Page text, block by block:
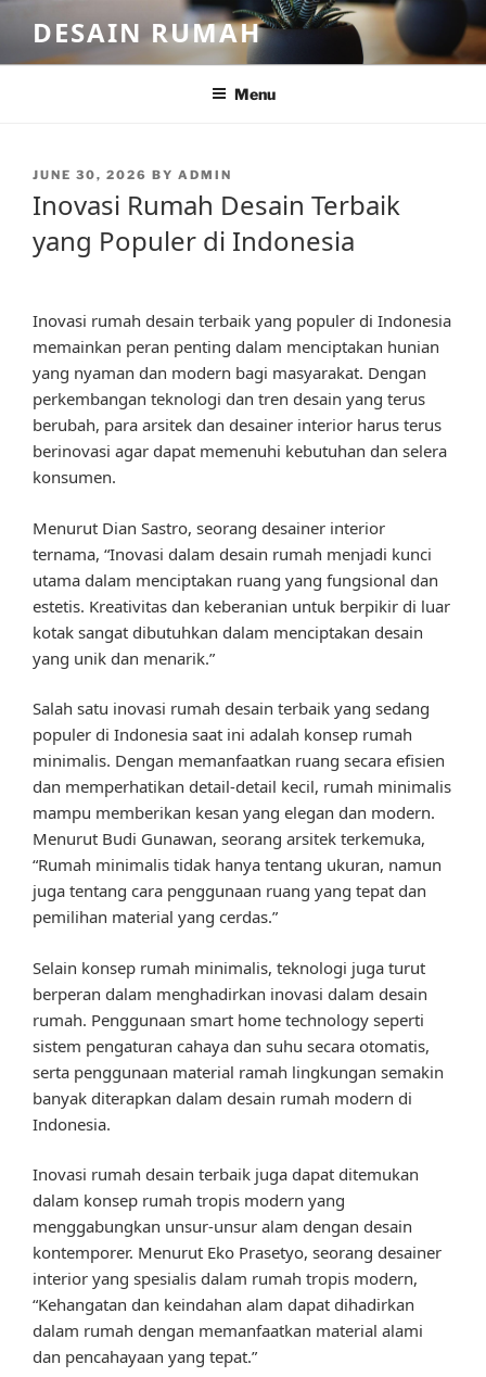
content
DESAIN RUMAH
Menu
POSTED
JUNE 30, 2026 BY ADMIN
Inovasi Rumah Desain Terbaik
yang Populer di Indonesia
Inovasi rumah desain terbaik yang populer di Indonesia
memainkan peran penting dalam menciptakan hunian
yang nyaman dan modern bagi masyarakat. Dengan
perkembangan teknologi dan tren desain yang terus
berubah, para arsitek dan desainer interior harus terus
berinovasi agar dapat memenuhi kebutuhan dan selera
konsumen.
Menurut Dian Sastro, seorang desainer interior
ternama, “Inovasi dalam desain rumah menjadi kunci
utama dalam menciptakan ruang yang fungsional dan
estetis. Kreativitas dan keberanian untuk berpikir di luar
kotak sangat dibutuhkan dalam menciptakan desain
yang unik dan menarik.”
Salah satu inovasi rumah desain terbaik yang sedang
populer di Indonesia saat ini adalah konsep rumah
minimalis. Dengan memanfaatkan ruang secara efisien
dan memperhatikan detail-detail kecil, rumah minimalis
mampu memberikan kesan yang elegan dan modern.
Menurut Budi Gunawan, seorang arsitek terkemuka,
“Rumah minimalis tidak hanya tentang ukuran, namun
juga tentang cara penggunaan ruang yang tepat dan
pemilihan material yang cerdas.”
Selain konsep rumah minimalis, teknologi juga turut
berperan dalam menghadirkan inovasi dalam desain
rumah. Penggunaan smart home technology seperti
sistem pengaturan cahaya dan suhu secara otomatis,
serta penggunaan material ramah lingkungan semakin
banyak diterapkan dalam desain rumah modern di
Indonesia.
Inovasi rumah desain terbaik juga dapat ditemukan
dalam konsep rumah tropis modern yang
menggabungkan unsur-unsur alam dengan desain
kontemporer. Menurut Eko Prasetyo, seorang desainer
interior yang spesialis dalam rumah tropis modern,
“Kehangatan dan keindahan alam dapat dihadirkan
dalam rumah dengan memanfaatkan material alami
dan pencahayaan yang tepat.”